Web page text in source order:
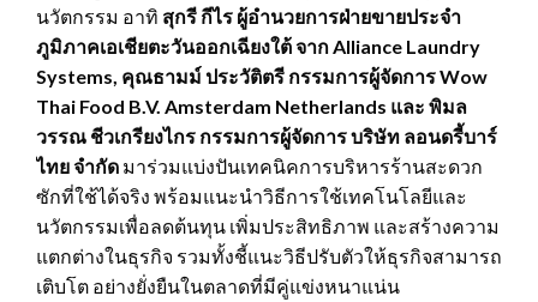
นวัตกรรม อาทิ สุกรี กีไร ผู้อำนวยการฝ่ายขายประจำ
ภูมิภาคเอเชียตะวันออกเฉียงใต้ จาก Alliance Laundry
Systems, คุณธามม์ ประวัติตรี กรรมการผู้จัดการ Wow
Thai Food B.V. Amsterdam Netherlands และ พิมล
วรรณ ชีวเกรียงไกร กรรมการผู้จัดการ บริษัท ลอนดรี้บาร์
ไทย จำกัด มาร่วมแบ่งปันเทคนิคการบริหารร้านสะดวก
ซักที่ใช้ได้จริง พร้อมแนะนำวิธีการใช้เทคโนโลยีและ
นวัตกรรมเพื่อลดต้นทุน เพิ่มประสิทธิภาพ และสร้างความ
แตกต่างในธุรกิจ รวมทั้งชี้แนะวิธีปรับตัวให้ธุรกิจสามารถ
เติบโต อย่างยั่งยืนในตลาดที่มีคู่แข่งหนาแน่น